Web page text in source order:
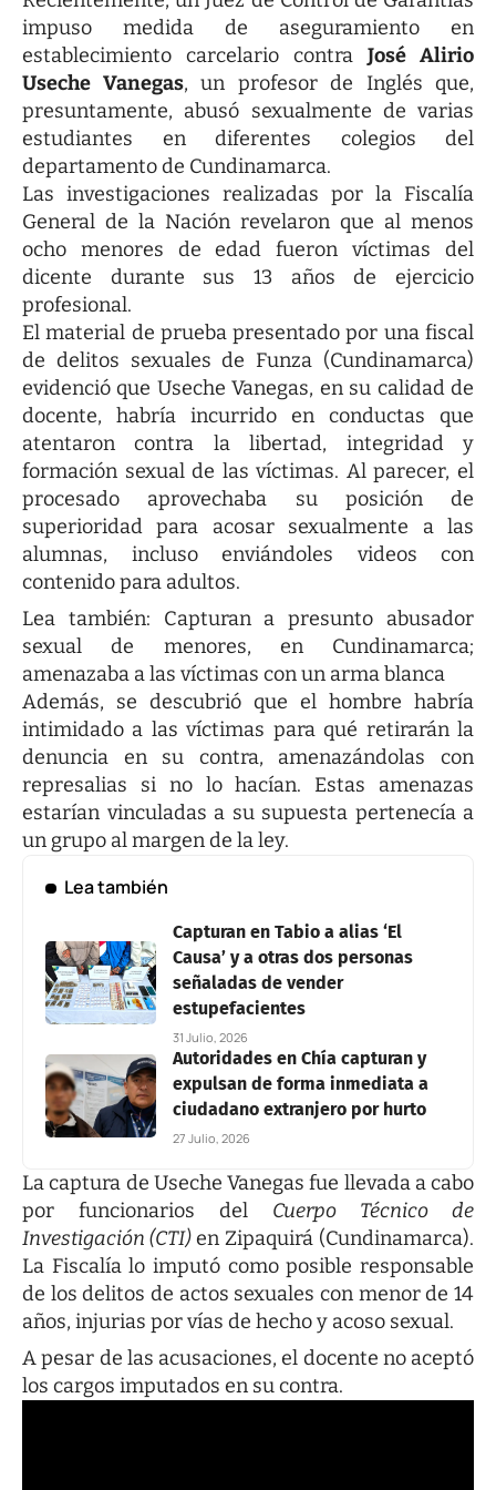
impuso medida de aseguramiento en
establecimiento carcelario contra José Alirio
Useche Vanegas, un profesor de Inglés que,
presuntamente, abusó sexualmente de varias
estudiantes en diferentes colegios del
departamento de Cundinamarca.
Las investigaciones realizadas por la Fiscalía
General de la Nación revelaron que al menos
ocho menores de edad fueron víctimas del
dicente durante sus 13 años de ejercicio
profesional.
El material de prueba presentado por una fiscal
de delitos sexuales de Funza (Cundinamarca)
evidenció que Useche Vanegas, en su calidad de
docente, habría incurrido en conductas que
atentaron contra la libertad, integridad y
formación sexual de las víctimas. Al parecer, el
procesado aprovechaba su posición de
superioridad para acosar sexualmente a las
alumnas, incluso enviándoles videos con
contenido para adultos.
Lea también: Capturan a presunto abusador
sexual de menores, en Cundinamarca;
amenazaba a las víctimas con un arma blanca
Además, se descubrió que el hombre habría
intimidado a las víctimas para qué retirarán la
denuncia en su contra, amenazándolas con
represalias si no lo hacían. Estas amenazas
estarían vinculadas a su supuesta pertenecía a
un grupo al margen de la ley.
Lea también
Capturan en Tabio a alias ‘El
Causa’ y a otras dos personas
señaladas de vender
estupefacientes
31 Julio, 2026
Autoridades en Chía capturan y
expulsan de forma inmediata a
ciudadano extranjero por hurto
27 Julio, 2026
La captura de Useche Vanegas fue llevada a cabo
por funcionarios del Cuerpo Técnico de
Investigación (CTI)en Zipaquirá (Cundinamarca).
La Fiscalía lo imputó como posible responsable
de los delitos de actos sexuales con menor de 14
años, injurias por vías de hecho y acoso sexual.
A pesar de las acusaciones, el docente no aceptó
los cargos imputados en su contra.